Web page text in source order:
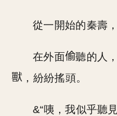
從一開始的秦壽
在外面
聽的人
，紛紛搖頭。
&“咦，我似乎聽